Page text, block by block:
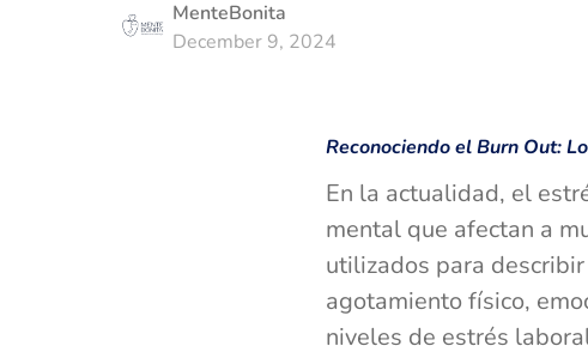
MenteBonita
December 9, 2024
Reconociendo el Burn Out:
En la actualidad, el
mental que afectan a
utilizados para
agotamiento físico,
niveles de estrés